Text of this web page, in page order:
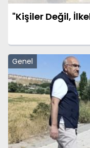
"Kişiler Değil,
Genel